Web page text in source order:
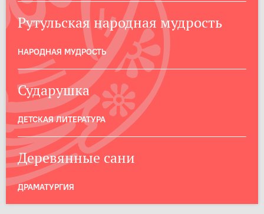
Рутульская народная мудрость
НАРОДНАЯ МУДРОСТЬ
Сударушка
ДЕТСКАЯ ЛИТЕРАТУРА
Деревянные сани
ДРАМАТУРГИЯ